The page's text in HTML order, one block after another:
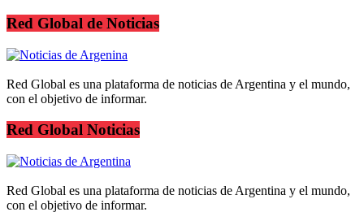
Red Global de Noticias
Red Global es una plataforma de noticias de Argentina y el mundo,
con el objetivo de informar.
Red Global Noticias
Red Global es una plataforma de noticias de Argentina y el mundo,
con el objetivo de informar.